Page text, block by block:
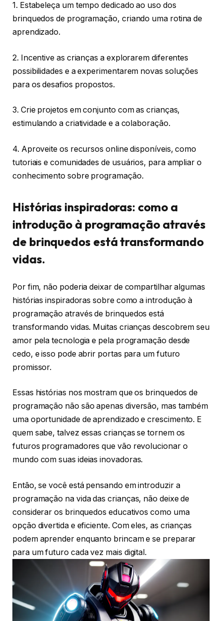
1. Estabeleça um tempo dedicado ao uso dos
brinquedos de programação, criando uma rotina de
aprendizado.
2. Incentive as crianças a explorarem diferentes
possibilidades e a experimentarem novas soluções
para os desafios propostos.
3. Crie projetos em conjunto com as crianças,
estimulando a criatividade e a colaboração.
4. Aproveite os recursos online disponíveis, como
tutoriais e comunidades de usuários, para ampliar o
conhecimento sobre programação.
Histórias inspiradoras: como a
introdução à programação através
de brinquedos está transformando
vidas.
Por fim, não poderia deixar de compartilhar algumas
histórias inspiradoras sobre como a introdução à
programação através de brinquedos está
transformando vidas. Muitas crianças descobrem seu
amor pela tecnologia e pela programação desde
cedo, e isso pode abrir portas para um futuro
promissor.
Essas histórias nos mostram que os brinquedos de
programação não são apenas diversão, mas também
uma oportunidade de aprendizado e crescimento. E
quem sabe, talvez essas crianças se tornem os
futuros programadores que vão revolucionar o
mundo com suas ideias inovadoras.
Então, se você está pensando em introduzir a
programação na vida das crianças, não deixe de
considerar os brinquedos educativos como uma
opção divertida e eficiente. Com eles, as crianças
podem aprender enquanto brincam e se preparar
para um futuro cada vez mais digital.